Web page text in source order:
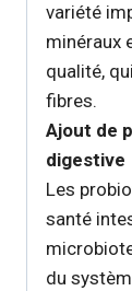
variété
minéraux
qualité,
fibres.
Ajout de
digestive
Les
santé
du